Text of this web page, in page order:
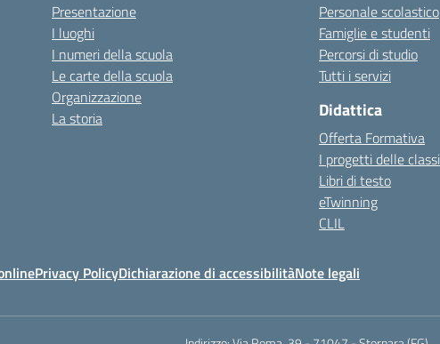
Presentazione
I luoghi
I numeri della scuola
Le carte della scuola
Organizzazione
La storia
Personale scolastico
Famiglie e studenti
Percorsi di studio
Tutti i servizi
Didattica
Offerta Formativa
I progetti delle classi
Libri di testo
eTwinning
CLIL
Privacy PolicyDichiarazione di accessibilitàNote legali